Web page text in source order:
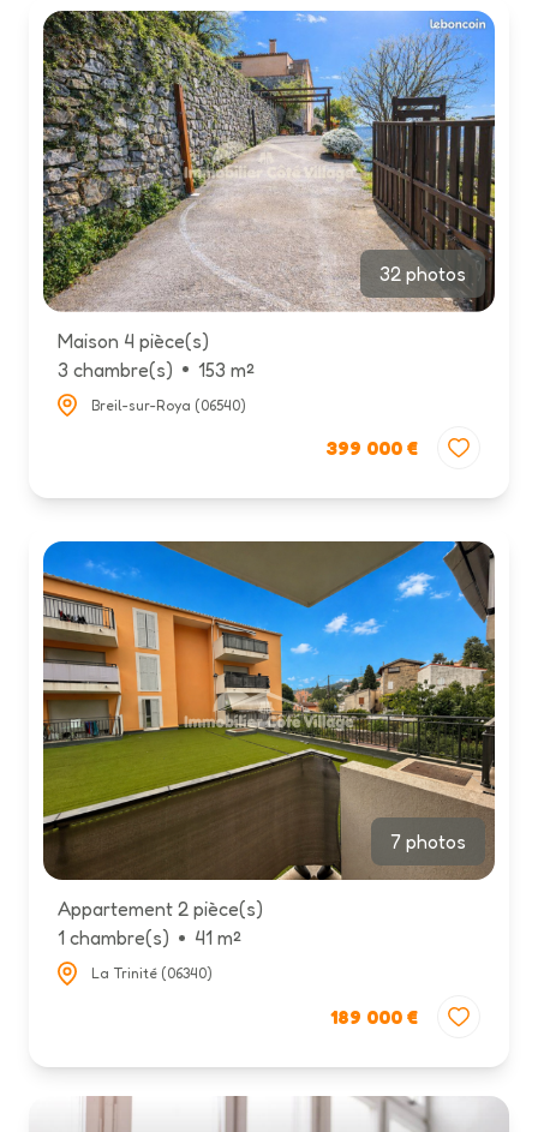
32 photos
Maison 4 pièce(s)
3 chambre(s)
153 m²
Breil-sur-Roya (06540)
399 000 €
7 photos
Appartement 2 pièce(s)
1 chambre(s)
41 m²
La Trinité (06340)
189 000 €